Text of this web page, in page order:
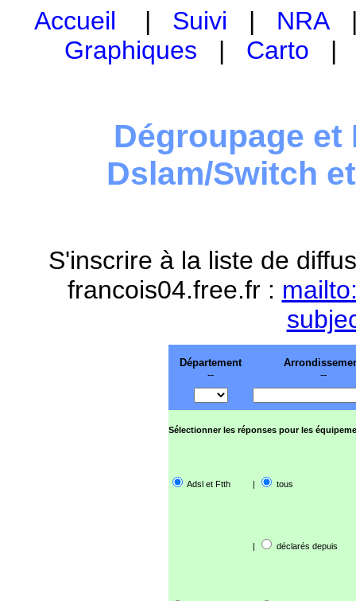
Accueil | Suivi | NRA
Graphiques | Carto
Dégroupage et
Dslam/Switch
S'inscrire à la liste de
francois04.free.fr :
Département
--
--
Sélectionner les réponses pour les
Adsl et Ftth | tous
| déclarés depuis